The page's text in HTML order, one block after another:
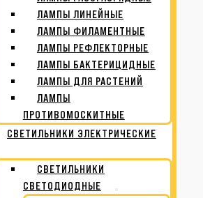
ЛАМПЫ ЛИНЕЙНЫЕ
ЛАМПЫ ФИЛАМЕНТНЫЕ
ЛАМПЫ РЕФЛЕКТОРНЫЕ
ЛАМПЫ БАКТЕРИЦИДНЫЕ
ЛАМПЫ ДЛЯ РАСТЕНИЙ
ЛАМПЫ
ПРОТИВОМОСКИТНЫЕ
СВЕТИЛЬНИКИ ЭЛЕКТРИЧЕСКИЕ
СВЕТИЛЬНИКИ
СВЕТОДИОДНЫЕ